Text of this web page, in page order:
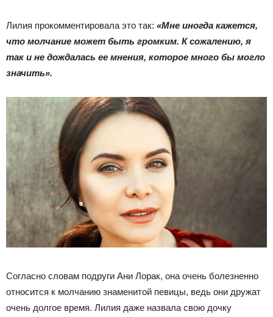
Лилия прокомментировала это так: «Мне иногда кажется,
что молчание может быть громким. К сожалению, я
так и не дождалась ее мнения, которое много бы могло
значить».
Согласно словам подруги Ани Лорак, она очень болезненно
относится к молчанию знаменитой певицы, ведь они дружат
очень долгое время. Лилия даже назвала свою дочку